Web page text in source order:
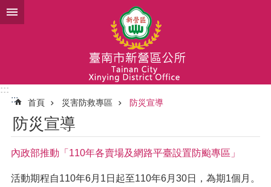
跳到主要內容區塊
:::
:::
首頁 災害防救專區 防災宣導
防災宣導
內政部推動「110年各賣場及網路平臺設置防颱專區」
活動期程自110年6月1日起至110年6月30日，為期1個月。